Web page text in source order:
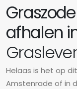
afhalen
Helaas is het op
Amstenrade of in